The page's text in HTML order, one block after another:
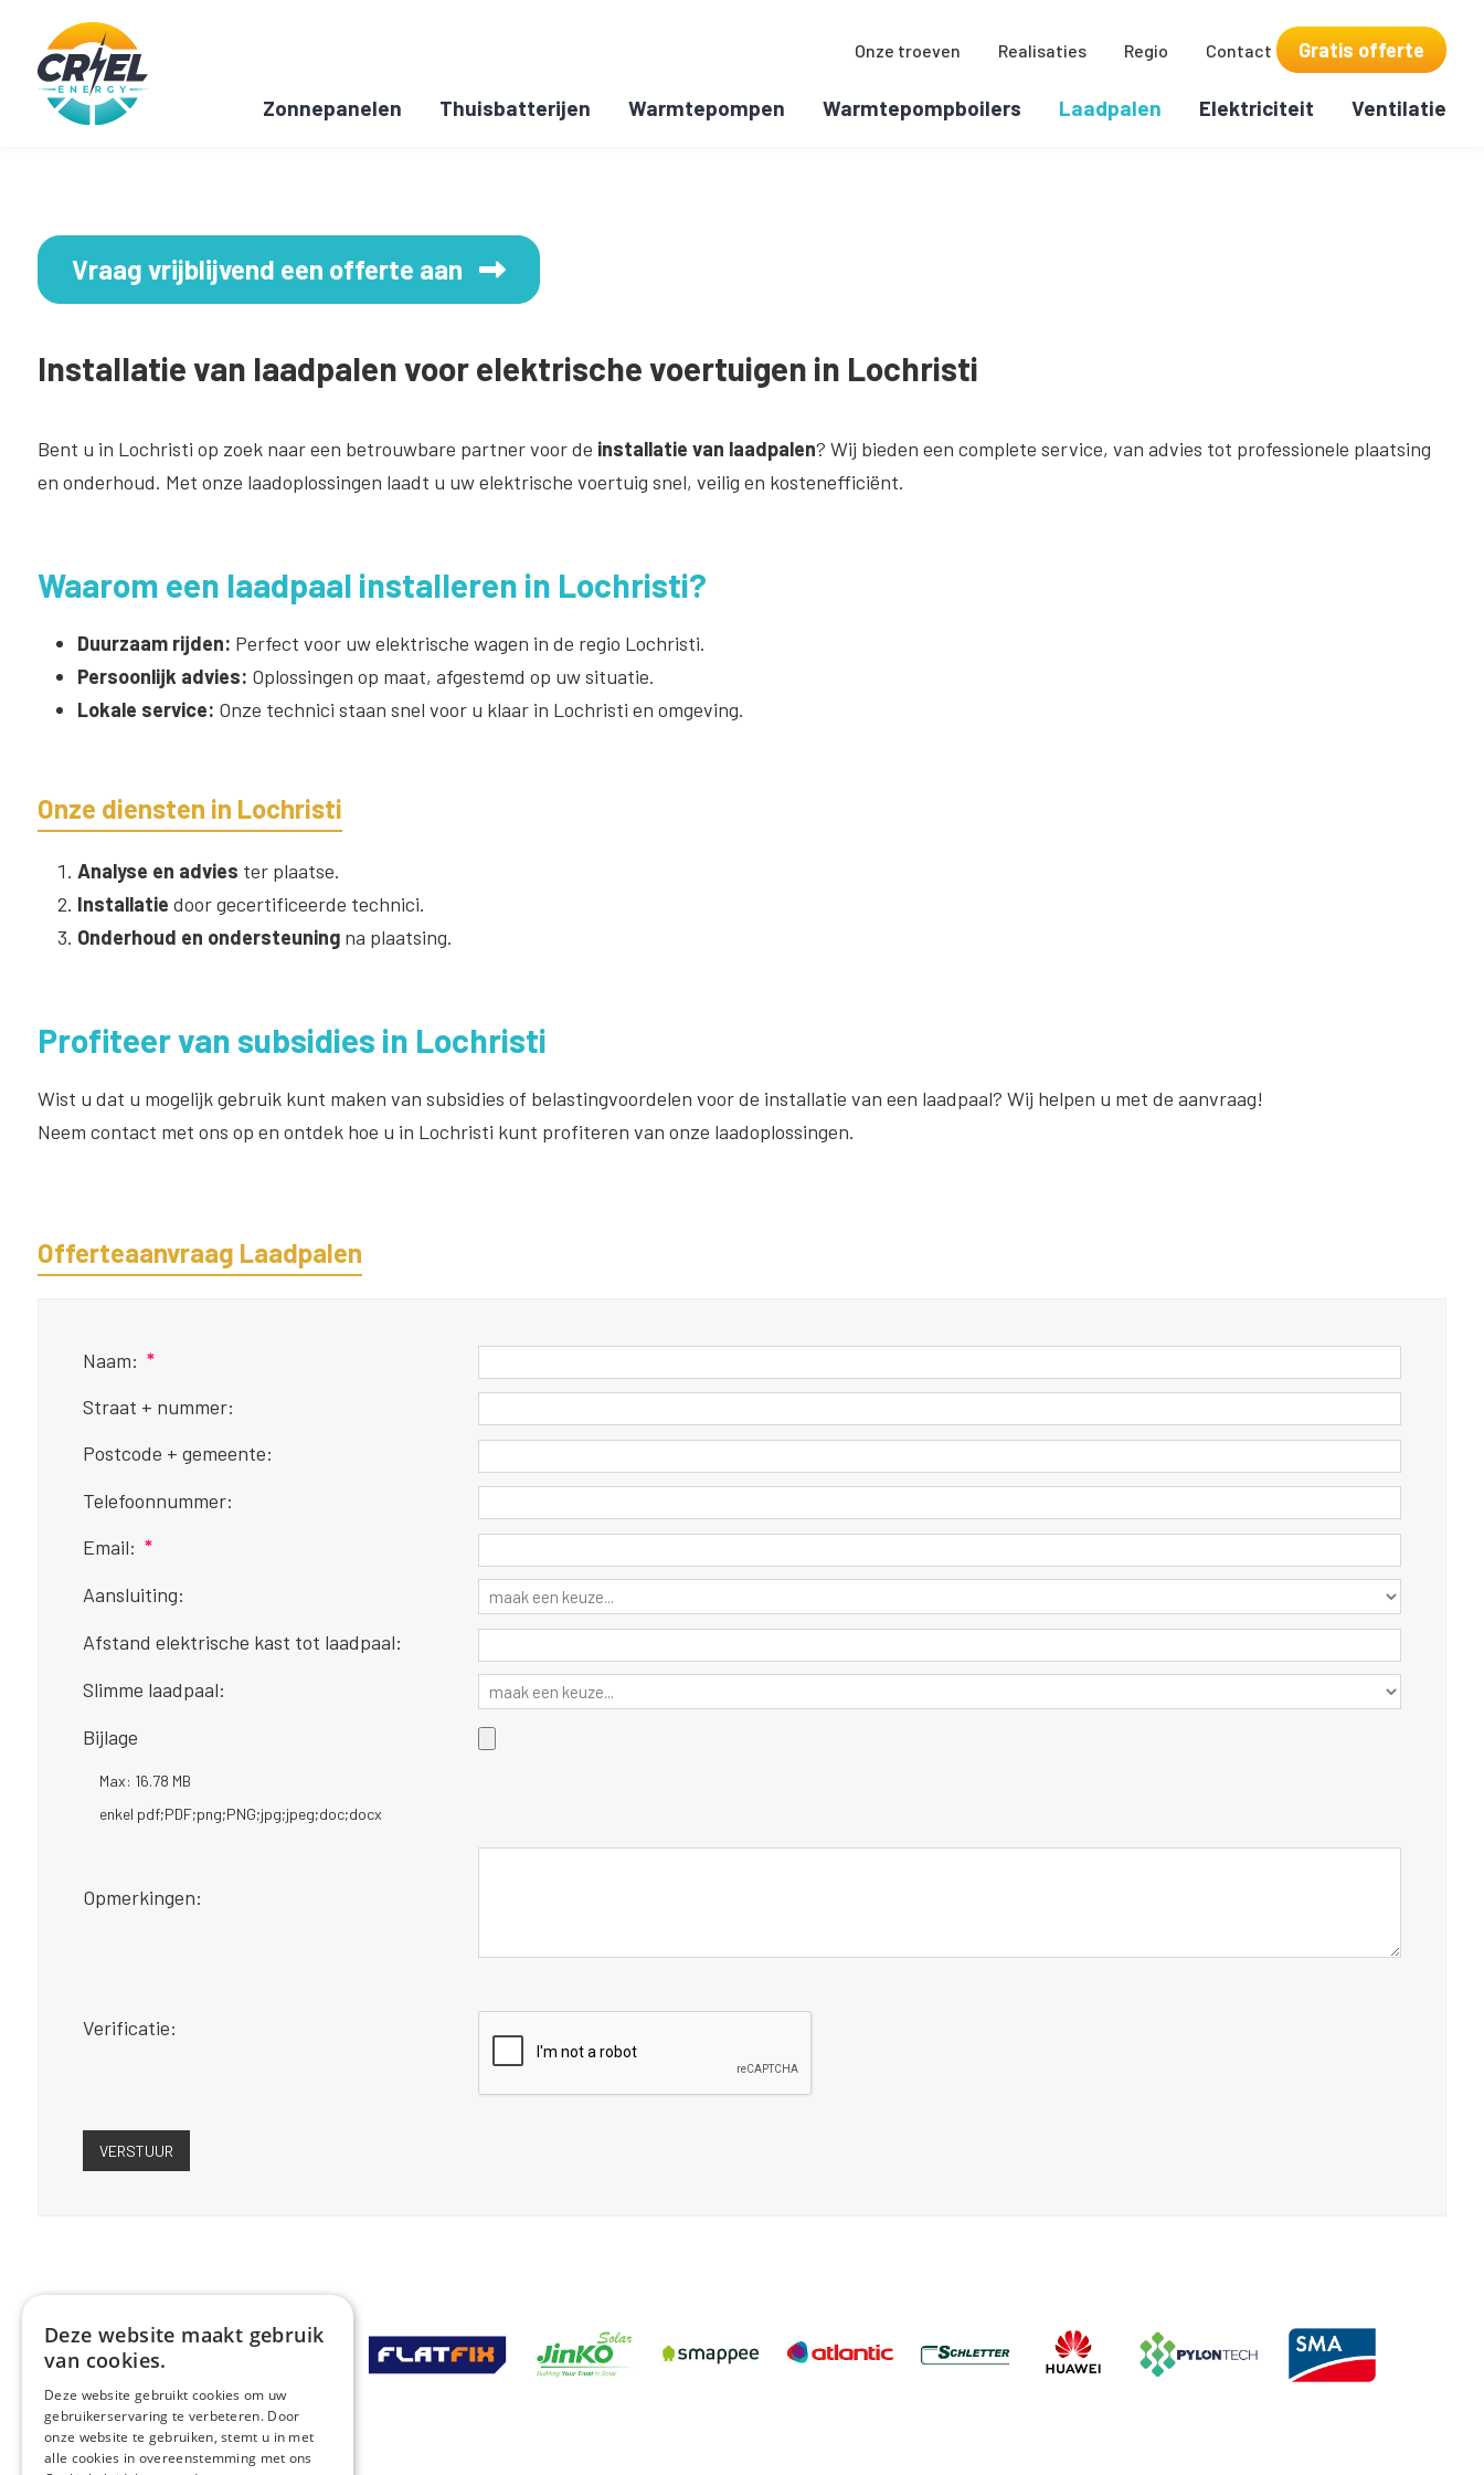
Onze troeven Realisaties Regio Contact Gratis offerte
Zonnepanelen Thuisbatterijen Warmtepompen Warmtepompboilers Laadpalen Elektriciteit Ventilatie
Vraag vrijblijvend een offerte aan
Installatie van laadpalen voor elektrische voertuigen in Lochristi
Bent u in Lochristi op zoek naar een betrouwbare partner voor de installatie van laadpalen? Wij bieden een complete service, van advies tot professionele plaatsing
en onderhoud. Met onze laadoplossingen laadt u uw elektrische voertuig snel, veilig en kostenefficiënt.
Waarom een laadpaal installeren in Lochristi?
Duurzaam rijden: Perfect voor uw elektrische wagen in de regio Lochristi.
Persoonlijk advies: Oplossingen op maat, afgestemd op uw situatie.
Lokale service: Onze technici staan snel voor u klaar in Lochristi en omgeving.
Onze diensten in Lochristi
Analyse en advies ter plaatse.
Installatie door gecertificeerde technici.
Onderhoud en ondersteuningna plaatsing.
Profiteer van subsidies in Lochristi
Wist u dat u mogelijk gebruik kunt maken van subsidies of belastingvoordelen voor de installatie van een laadpaal? Wij helpen u met de aanvraag!
Neem contact met ons op en ontdek hoe u in Lochristi kunt profiteren van onze laadoplossingen.
Offerteaanvraag Laadpalen
Naam: *
Straat + nummer:
Postcode + gemeente:
Telefoonnummer:
Email: *
Aansluiting:
Afstand elektrische kast tot laadpaal:
Slimme laadpaal:
Bijlage
Max: 16.78 MB
enkel pdf;PDF;png;PNG;jpg;jpeg;doc;docx
Opmerkingen:
Verificatie:
Deze website maakt gebruik
van cookies.
Deze website gebruikt cookies om uw
gebruikerservaring te verbeteren. Door
onze website te gebruiken, stemt u in met
alle cookies in overeenstemming met ons